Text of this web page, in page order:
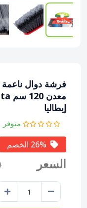
فرشة دوال ناعمة
إيطاليا
متوفر
السعر